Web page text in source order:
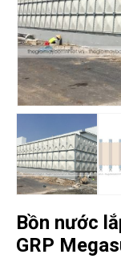
Bồn nước
GRP